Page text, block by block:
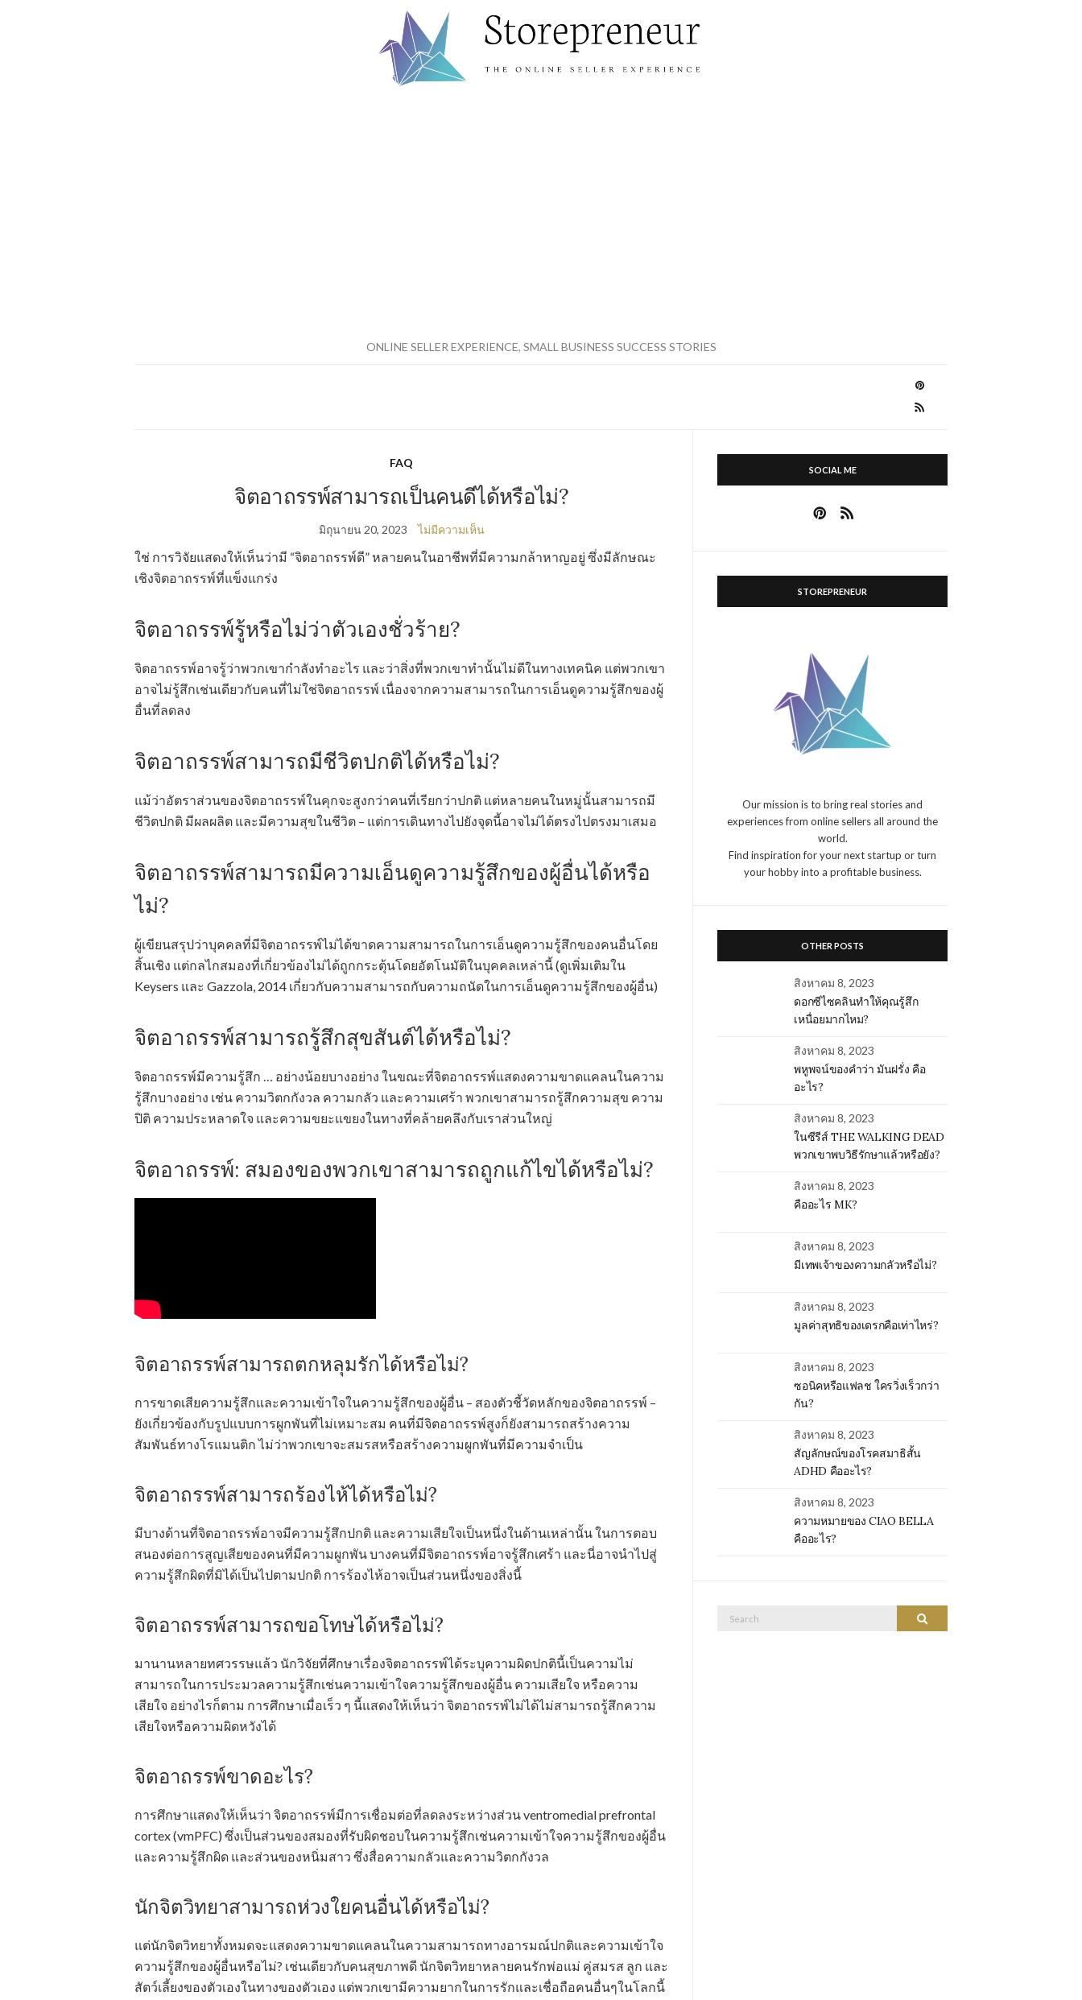
ONLINE SELLER EXPERIENCE, SMALL BUSINESS SUCCESS STORIES
FAQ
จิตอาถรรพ์สามารถเป็นคนดีได้หรือไม่?
มิถุนายน 20, 2023 ไม่มีความเห็น
ใช่ การวิจัยแสดงให้เห็นว่ามี “จิตอาถรรพ์ดี” หลายคนในอาชีพที่มีความกล้าหาญอยู่ ซึ่งมีลักษณะ
เชิงจิตอาถรรพ์ที่แข็งแกร่ง
จิตอาถรรพ์รู้หรือไม่ว่าตัวเองชั่วร้าย?
จิตอาถรรพ์อาจรู้ว่าพวกเขากำลังทำอะไร และว่าสิ่งที่พวกเขาทำนั้นไม่ดีในทางเทคนิค แต่พวกเขา
อาจไม่รู้สึกเช่นเดียวกับคนที่ไม่ใช่จิตอาถรรพ์ เนื่องจากความสามารถในการเอ็นดูความรู้สึกของผู้
อื่นที่ลดลง
จิตอาถรรพ์สามารถมีชีวิตปกติได้หรือไม่?
แม้ว่าอัตราส่วนของจิตอาถรรพ์ในคุกจะสูงกว่าคนที่เรียกว่าปกติ แต่หลายคนในหมู่นั้นสามารถมี
ชีวิตปกติ มีผลผลิต และมีความสุขในชีวิต – แต่การเดินทางไปยังจุดนี้อาจไม่ได้ตรงไปตรงมาเสมอ
จิตอาถรรพ์สามารถมีความเอ็นดูความรู้สึกของผู้อื่นได้หรือ
ไม่?
ผู้เขียนสรุปว่าบุคคลที่มีจิตอาถรรพ์ไม่ได้ขาดความสามารถในการเอ็นดูความรู้สึกของคนอื่นโดย
สิ้นเชิง แต่กลไกสมองที่เกี่ยวข้องไม่ได้ถูกกระตุ้นโดยอัตโนมัติในบุคคลเหล่านี้ (ดูเพิ่มเติมใน
Keysers และ Gazzola, 2014 เกี่ยวกับความสามารถกับความถนัดในการเอ็นดูความรู้สึกของผู้อื่น)
จิตอาถรรพ์สามารถรู้สึกสุขสันต์ได้หรือไม่?
จิตอาถรรพ์มีความรู้สึก … อย่างน้อยบางอย่าง ในขณะที่จิตอาถรรพ์แสดงความขาดแคลนในความ
รู้สึกบางอย่าง เช่น ความวิตกกังวล ความกลัว และความเศร้า พวกเขาสามารถรู้สึกความสุข ความ
ปิติ ความประหลาดใจ และความขยะแขยงในทางที่คล้ายคลึงกับเราส่วนใหญ่
จิตอาถรรพ์: สมองของพวกเขาสามารถถูกแก้ไขได้หรือไม่?
จิตอาถรรพ์สามารถตกหลุมรักได้หรือไม่?
การขาดเสียความรู้สึกและความเข้าใจในความรู้สึกของผู้อื่น – สองตัวชี้วัดหลักของจิตอาถรรพ์ –
ยังเกี่ยวข้องกับรูปแบบการผูกพันที่ไม่เหมาะสม คนที่มีจิตอาถรรพ์สูงก็ยังสามารถสร้างความ
สัมพันธ์ทางโรแมนติก ไม่ว่าพวกเขาจะสมรสหรือสร้างความผูกพันที่มีความจำเป็น
จิตอาถรรพ์สามารถร้องไห้ได้หรือไม่?
มีบางด้านที่จิตอาถรรพ์อาจมีความรู้สึกปกติ และความเสียใจเป็นหนึ่งในด้านเหล่านั้น ในการตอบ
สนองต่อการสูญเสียของคนที่มีความผูกพัน บางคนที่มีจิตอาถรรพ์อาจรู้สึกเศร้า และนี่อาจนำไปสู่
ความรู้สึกผิดที่มิได้เป็นไปตามปกติ การร้องไห้อาจเป็นส่วนหนึ่งของสิ่งนี้
จิตอาถรรพ์สามารถขอโทษได้หรือไม่?
มานานหลายทศวรรษแล้ว นักวิจัยที่ศึกษาเรื่องจิตอาถรรพ์ได้ระบุความผิดปกตินี้เป็นความไม่
สามารถในการประมวลความรู้สึกเช่นความเข้าใจความรู้สึกของผู้อื่น ความเสียใจ หรือความ
เสียใจ อย่างไรก็ตาม การศึกษาเมื่อเร็ว ๆ นี้แสดงให้เห็นว่า จิตอาถรรพ์ไม่ได้ไม่สามารถรู้สึกความ
เสียใจหรือความผิดหวังได้
จิตอาถรรพ์ขาดอะไร?
การศึกษาแสดงให้เห็นว่า จิตอาถรรพ์มีการเชื่อมต่อที่ลดลงระหว่างส่วน ventromedial prefrontal
cortex (vmPFC) ซึ่งเป็นส่วนของสมองที่รับผิดชอบในความรู้สึกเช่นความเข้าใจความรู้สึกของผู้อื่น
และความรู้สึกผิด และส่วนของหนิ่มสาว ซึ่งสื่อความกลัวและความวิตกกังวล
นักจิตวิทยาสามารถห่วงใยคนอื่นได้หรือไม่?
แต่นักจิตวิทยาทั้งหมดจะแสดงความขาดแคลนในความสามารถทางอารมณ์ปกติและความเข้าใจ
ความรู้สึกของผู้อื่นหรือไม่? เช่นเดียวกับคนสุขภาพดี นักจิตวิทยาหลายคนรักพ่อแม่ คู่สมรส ลูก และ
สัตว์เลี้ยงของตัวเองในทางของตัวเอง แต่พวกเขามีความยากในการรักและเชื่อถือคนอื่นๆในโลกนี้
SOCIAL ME
STOREPRENEUR
Our mission is to bring real stories and
experiences from online sellers all around the
world.
Find inspiration for your next startup or turn
your hobby into a profitable business.
OTHER POSTS
สิงหาคม 8, 2023
ดอกซีไซคลินทำให้คุณรู้สึก
เหนื่อยมากไหม?
สิงหาคม 8, 2023
พหูพจน์ของคำว่า มันฝรั่ง คือ
อะไร?
สิงหาคม 8, 2023
ในซีรีส์ THE WALKING DEAD
พวกเขาพบวิธีรักษาแล้วหรือยัง?
สิงหาคม 8, 2023
คืออะไร MK?
สิงหาคม 8, 2023
มีเทพเจ้าของความกลัวหรือไม่?
สิงหาคม 8, 2023
มูลค่าสุทธิของเดรกคือเท่าไหร่?
สิงหาคม 8, 2023
ซอนิคหรือแฟลช ใครวิ่งเร็วกว่า
กัน?
สิงหาคม 8, 2023
สัญลักษณ์ของโรคสมาธิสั้น
ADHD คืออะไร?
สิงหาคม 8, 2023
ความหมายของ CIAO BELLA
คืออะไร?
SEARCH